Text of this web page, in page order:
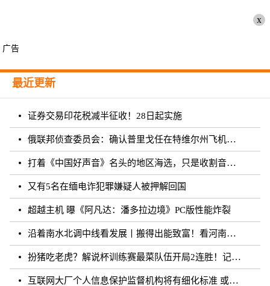
x
广告
最近更新
证券交易印花税减半征收！28日起实施
俄联邦侦查委员会：确认普里戈任在特维尔州飞机失事事件中遇难
打着《中国好声音》名头的地区海选，只是收割音乐梦想的圈钱游戏？
又有5名在缅电诈犯罪嫌疑人被押解回国
超越主机 曝《阿凡达：潘多拉边境》PC版性能炸裂
沿着南水北调中线看发展丨搬得出能致富！看河南各地“移民村”如何变身“宜民村”
扮猪吃老虎？解说杯训练赛最菜队伍开局2连胜！记得躺枪
互联网大厂个人信息保护监督机构将有细化标准 或须六个月内完成组建